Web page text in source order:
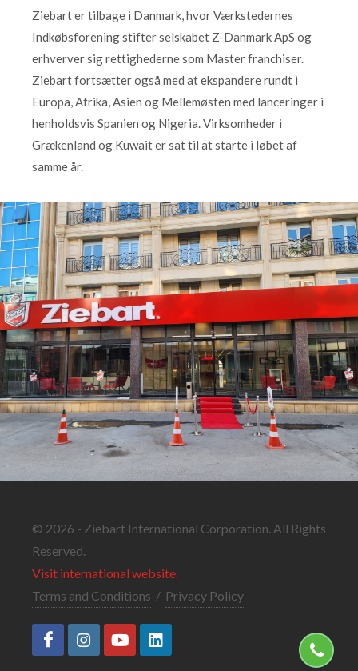
Ziebart er tilbage i Danmark, hvor Værkstedernes
Indkøbsforening stifter selskabet Z-Danmark ApS og
erhverver sig rettighederne som Master franchiser.
Ziebart fortsætter også med at ekspandere rundt i
Europa, Afrika, Asien og Mellemøsten med lanceringer i
henholdsvis Spanien og Nigeria. Virksomheder i
Grækenland og Kuwait er sat til at starte i løbet af
samme år.
© 2026 - Ziebart International Corporation. All Rights
Reserved.
Visit international website.
Terms and Conditions / Privacy Policy